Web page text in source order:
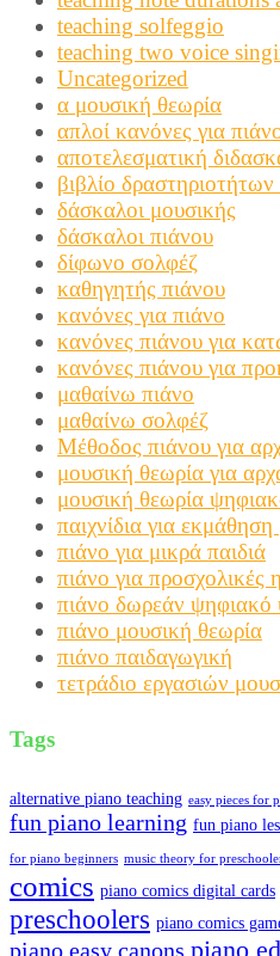
teaching solfeggio
teaching two voice
Uncategorized
α μουσική θεωρία
απλοί κανόνες για
αποτελεσματική
βιβλίο
δάσκαλοι μουσικής
δάσκαλοι πιάνου
δίφωνο σολφέζ
καθηγητής πιάνου
κανόνες για πιάνο
κανόνες πιάνου για
κανόνες πιάνου για
μαθαίνω πιάνο
μαθαίνω σολφέζ
Μέθοδος πιάνου για
μουσική θεωρία για
μουσική θεωρία
παιχνίδια για
πιάνο για μικρά παιδιά
πιάνο για προσχολικές
πιάνο δωρεάν ψηφιακό
πιάνο μουσική θεωρία
πιάνο παιδαγωγική
τετράδιο εργασιών
Tags
alternative piano teaching easy pieces for
fun piano learning fun piano
for piano beginners music theory for
comics piano comics digital cards
preschoolers piano comics
piano easy canons piano